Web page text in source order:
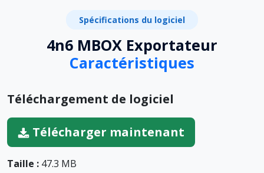
Spécifications du logiciel
4n6 MBOX Exportateur
Caractéristiques
Téléchargement de logiciel
Télécharger maintenant
Taille : 47.3 MB